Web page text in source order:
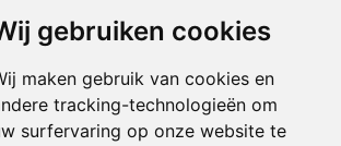
gebruiken cookies
maken gebruik van cookies en
tracking-technologieën om
surfervaring op onze website te
10.00 - 12.30 en 13.30 - 17.00
10.00 - 12.30 en 13.30 - 17.00
Zaterdag
gesloten
Zondag gesloten